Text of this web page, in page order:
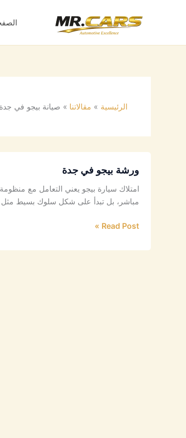
الرئيسية مقالاتنا صيانة بيجو في جدة
ورشة بيجو في جدة
امتلاك سيارة بيجو يعني التعامل مع
مباشر، بل تبدأ على شكل سلوك بسيط مثل
Read Post »